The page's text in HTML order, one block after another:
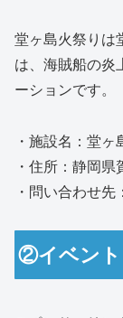
堂ヶ島火祭りは
は、海賊船の炎
ーションです。
・施設名：堂ヶ
・住所：静岡
・問い合わせ
②イベント